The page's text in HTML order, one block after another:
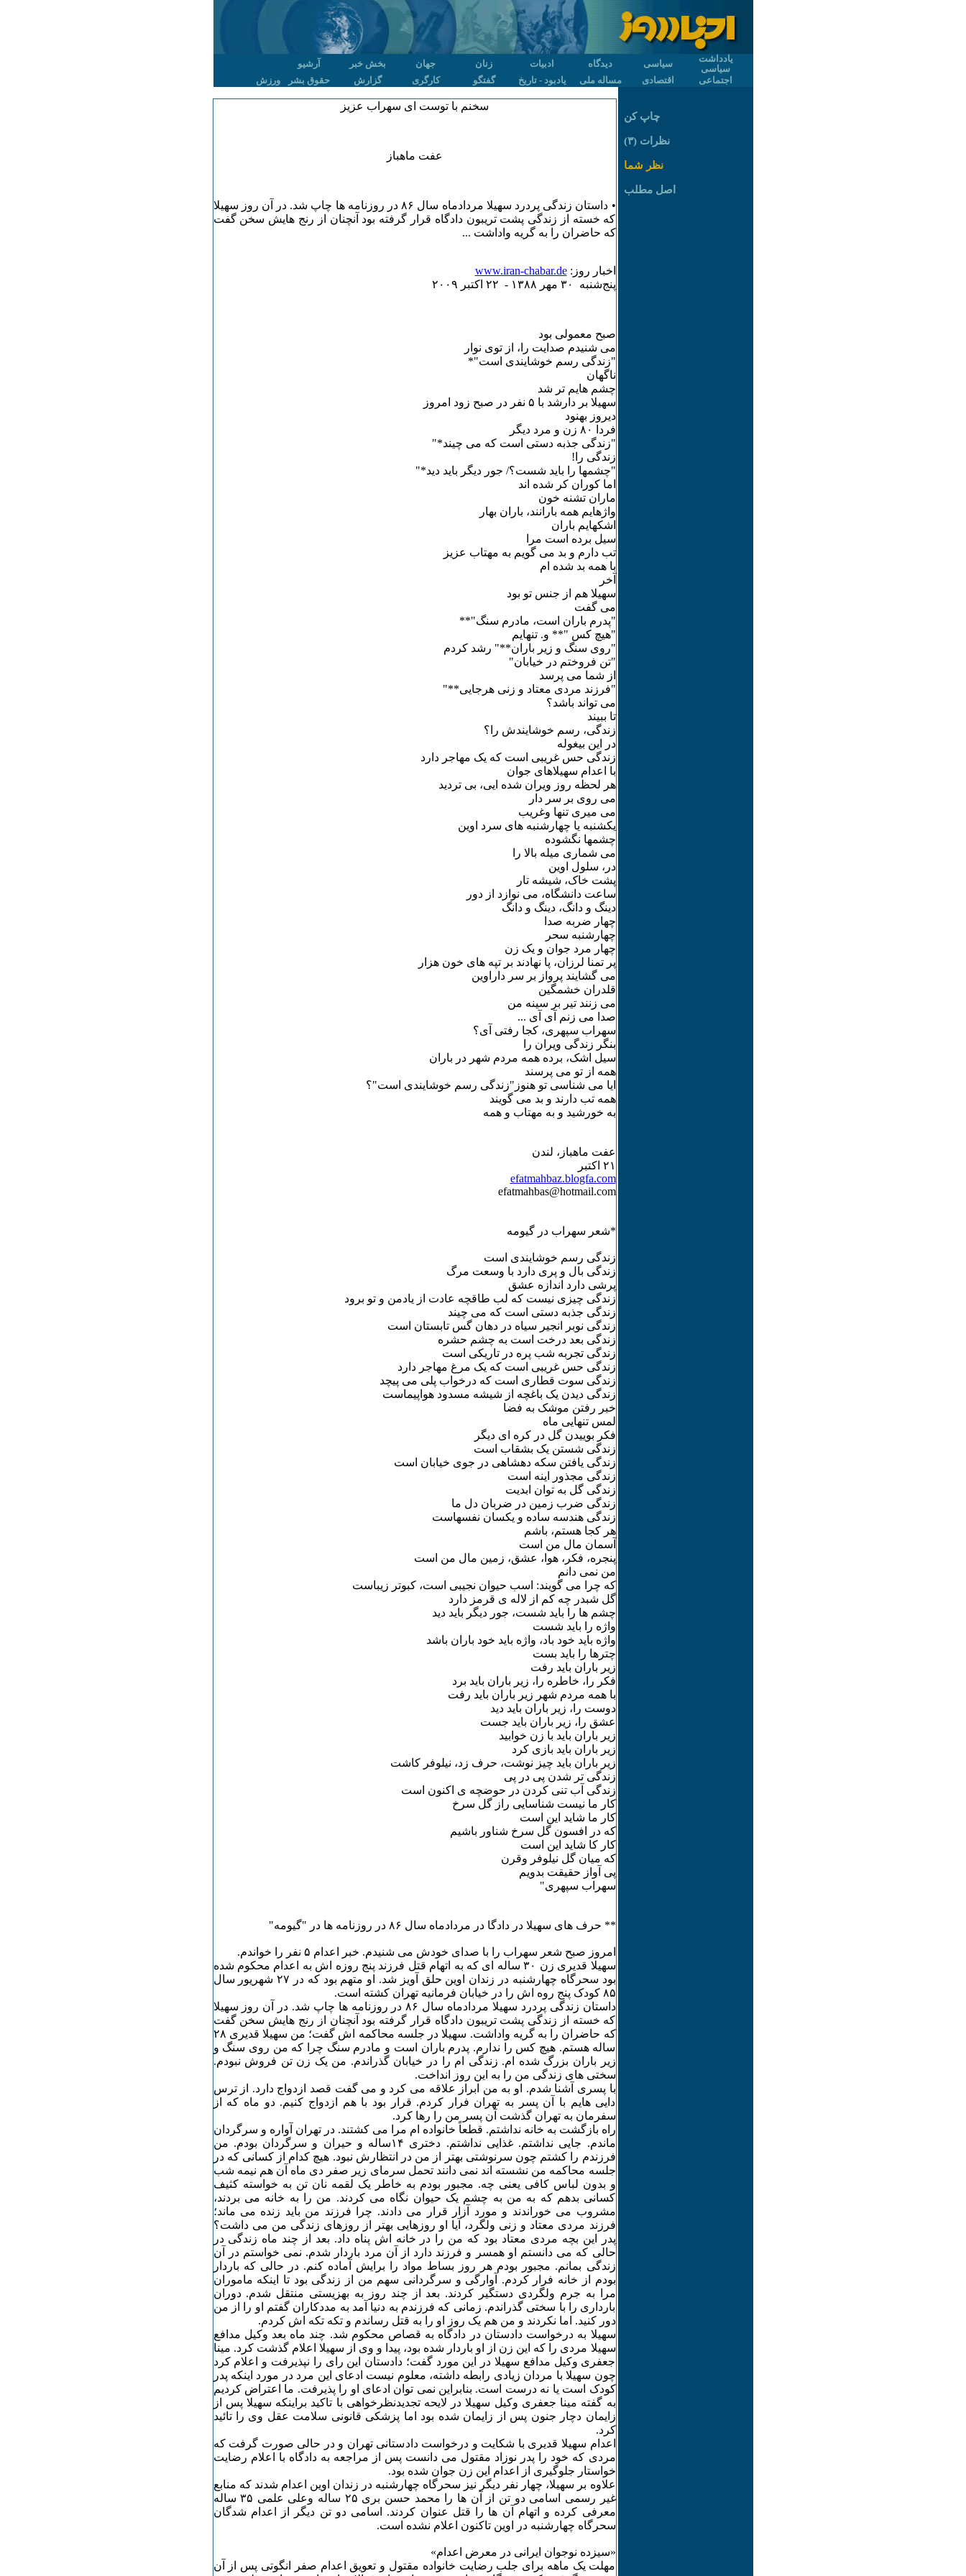
یادداشت
سیاسی
سیاسی دیدگاه ادبیات زنان جهان بخش خبر
آرشیو
اجتماعی
اقتصادی مساله ملی یادبود - تاریخ گفتگو کارگری گزارش حقوق بشر ورزش
سخنم با توست ای سهراب عزیز
عفت ماهباز
• داستان زندگی پردرد سهیلا مردادماه سال ۸۶ در روزنامه ها چاپ شد. در آن روز سهیلا
که خسته از زندگی پشت تریبون دادگاه قرار گرفته بود آنچنان از رنج هایش سخن گفت
که حاضران را به گریه واداشت ...
اخبار روز:www.iran-chabar.de
پنج‌شنبه ٣۰ مهر ۱٣٨٨ - ۲۲ اکتبر ۲۰۰۹
صبح معمولی بود
می شنیدم صدایت را، از توی نوار
"زندگی رسم خوشایندی است"*
ناگهان
چشم هایم تر شد
سهیلا بر دارشد با ۵ نفر در صبح زود امروز
دیروز بهنود
فردا ٨۰ زن و مرد دیگر
"زندگی جذبه دستی است که می چیند*"
زندگی را!
"چشمها را باید شست؟/ جور دیگر باید دید*"
اما کوران کر شده اند
ماران تشنه خون
واژهایم همه بارانند، باران بهار
اشکهایم باران
سیل برده است مرا
تب دارم و بد می گویم به مهتاب عزیز
با همه بد شده ام
آخر
سهیلا هم از جنس تو بود
می گفت
"پدرم باران است، مادرم سنگ"**
"هیچ کس "** و. تنهایم
"روی سنگ و زیر باران**" رشد کردم
"تن فروختم در خیابان"
از شما می پرسد
"فرزند مردی معتاد و زنی هرجایی**"
می تواند باشد؟
تا ببیند
زندگی، رسم خوشایندش را؟
در این بیغوله
زندگی حس غریبی است که یک مهاجر دارد
با اعدام سهیلاهای جوان
هر لحظه روز ویران شده ایی، بی تردید
می روی بر سر دار
می میری تنها وغریب
یکشنبه یا چهارشنبه های سرد اوین
چشمها نگشوده
می شماری میله بالا را
در، سلول اوین
پشت خاک، شیشه تار
ساعت دانشگاه، می نوازد از دور
دینگ و دانگ، دینگ و دانگ
چهار ضربه صدا
چهارشنبه سحر
چهار مرد جوان و یک زن
پر تمنا لرزان، پا نهادند بر تپه های خون هزار
می گشایند پرواز بر سر داراوین
قلدران خشمگین
می زنند تیر بر سینه من
صدا می زنم آی آی ...
سهراب سپهری، کجا رفتی آی؟
بنگر زندگی ویران را
سیل اشک، برده همه مردم شهر در باران
همه از تو می پرسند
ایا می شناسی تو هنوز"زندگی رسم خوشایندی است"؟
همه تب دارند و بد می گویند
به خورشید و به مهتاب و همه
عفت ماهباز، لندن
۲۱ اکتبر
efatmahbaz.blogfa.com
efatmahbas@hotmail.com
*شعر سهراب در گیومه
زندگی رسم خوشایندی است
زندگی بال و پری دارد با وسعت مرگ
پرشی دارد اندازه عشق
زندگی چیزی نیست که لب طاقچه عادت از یادمن و تو برود
زندگی جذبه دستی است که می چیند
زندگی نوبر انجیر سیاه در دهان گس تابستان است
زندگی بعد درخت است به چشم حشره
زندگی تجربه شب پره در تاریکی است
زندگی حس غریبی است که یک مرغ مهاجر دارد
زندگی سوت قطاری است که درخواب پلی می پیچد
زندگی دیدن یک باغچه از شیشه مسدود هواپیماست
خبر رفتن موشک به فضا
لمس تنهایی ماه
فکر بوییدن گل در کره ای دیگر
زندگی شستن یک بشقاب است
زندگی یافتن سکه دهشاهی در جوی خیابان است
زندگی مجذور اینه است
زندگی گل به توان ابدیت
زندگی ضرب زمین در ضربان دل ما
زندگی هندسه ساده و یکسان نفسهاست
هر کجا هستم، باشم
آسمان مال من است
پنجره، فکر، هوا، عشق، زمین مال من است
من نمی دانم
که چرا می گویند: اسب حیوان نجیبی است، کبوتر زیباست
گل شبدر چه کم از لاله ی قرمز دارد
چشم ها را باید شست، جور دیگر باید دید
واژه را باید شست
واژه باید خود باد، واژه باید خود باران باشد
چترها را باید بست
زیر باران باید رفت
فکر را، خاطره را، زیر باران باید برد
با همه مردم شهر زیر باران باید رفت
دوست را، زیر باران باید دید
عشق را، زیر باران باید جست
زیر باران باید با زن خوابید
زیر باران باید بازی کرد
زیر باران باید چیز نوشت، حرف زد، نیلوفر کاشت
زندگی تر شدن پی در پی
زندگی آب تنی کردن در حوضچه ی اکنون است
کار ما نیست شناسایی راز گل سرخ
کار ما شاید این است
که در افسون گل سرخ شناور باشیم
کار کا شاید این است
که میان گل نیلوفر وقرن
پی آواز حقیقت بدویم
سهراب سپهری"
** حرف های سهیلا در دادگا در مردادماه سال ٨۶ در روزنامه ها در "گیومه"
امروز صبح شعر سهراب را با صدای خودش می شنیدم. خبر اعدام ۵ نفر را خواندم.
سهیلا قدیری زن ۳۰ ساله ای که به اتهام قتل فرزند پنج روزه اش به اعدام محکوم شده
بود سحرگاه چهارشنبه در زندان اوین حلق آویز شد. او متهم بود که در ۲۷ شهریور سال
۸۵ کودک پنج روه اش را در خیابان فرمانیه تهران کشته است.
داستان زندگی پردرد سهیلا مردادماه سال ٨۶ در روزنامه ها چاپ شد. در آن روز سهیلا
که خسته از زندگی پشت تریبون دادگاه قرار گرفته بود آنچنان از رنج هایش سخن گفت
که حاضران را به گریه واداشت. سهیلا در جلسه محاکمه اش گفت؛ من سهیلا قدیری ۲٨
ساله هستم. هیچ کس را ندارم. پدرم باران است و مادرم سنگ چرا که من روی سنگ و
زیر باران بزرگ شده ام. زندگی ام را در خیابان گذراندم. من یک زن تن فروش نبودم.
سختی های زندگی من را به این روز انداخت.
با پسری آشنا شدم. او به من ابراز علاقه می کرد و می گفت قصد ازدواج دارد. از ترس
دایی هایم با آن پسر به تهران فرار کردم. قرار بود با هم ازدواج کنیم. دو ماه که از
سفرمان به تهران گذشت آن پسر من را رها کرد.
راه بازگشت به خانه نداشتم. قطعاً خانواده ام مرا می کشتند. در تهران آواره و سرگردان
ماندم. جایی نداشتم. غذایی نداشتم. دختری ۱۴ساله و حیران و سرگردان بودم. من
فرزندم را کشتم چون سرنوشتی بهتر از من در انتظارش نبود. هیچ کدام از کسانی که در
جلسه محاکمه من نشسته اند نمی دانند تحمل سرمای زیر صفر دی ماه آن هم نیمه شب
و بدون لباس کافی یعنی چه. مجبور بودم به خاطر یک لقمه نان تن به خواسته کثیف
کسانی بدهم که به من به چشم یک حیوان نگاه می کردند. من را به خانه می بردند،
مشروب می خوراندند و مورد آزار قرار می دادند. چرا فرزند من باید زنده می ماند؛
فرزند مردی معتاد و زنی ولگرد، آیا او روزهایی بهتر از روزهای زندگی من می داشت؟
پدر این بچه مردی معتاد بود که من را در خانه اش پناه داد. بعد از چند ماه زندگی در
حالی که می دانستم او همسر و فرزند دارد از آن مرد باردار شدم. نمی خواستم در آن
زندگی بمانم. مجبور بودم هر روز بساط مواد را برایش آماده کنم. در حالی که باردار
بودم از خانه فرار کردم. آوارگی و سرگردانی سهم من از زندگی بود تا اینکه ماموران
مرا به جرم ولگردی دستگیر کردند. بعد از چند روز به بهزیستی منتقل شدم. دوران
بارداری را با سختی گذراندم. زمانی که فرزندم به دنیا آمد به مددکاران گفتم او را از من
دور کنید. اما نکردند و من هم یک روز او را به قتل رساندم و تکه تکه اش کردم.
سهیلا به درخواست دادستان در دادگاه به قصاص محکوم شد. چند ماه بعد وکیل مدافع
سهیلا مردی را که این زن از او باردار شده بود، پیدا و وی از سهیلا اعلام گذشت کرد. مینا
جعفری وکیل مدافع سهیلا در این مورد گفت؛ دادستان این رای را نپذیرفت و اعلام کرد
چون سهیلا با مردان زیادی رابطه داشته، معلوم نیست ادعای این مرد در مورد اینکه پدر
کودک است یا نه درست است. بنابراین نمی توان ادعای او را پذیرفت. ما اعتراض کردیم
به گفته مینا جعفری وکیل سهیلا در لایحه تجدیدنظرخواهی با تاکید براینکه سهیلا پس از
زایمان دچار جنون پس از زایمان شده بود اما پزشکی قانونی سلامت عقل وی را تائید
کرد.
اعدام سهیلا قدیری با شکایت و درخواست دادستانی تهران و در حالی صورت گرفت که
مردی که خود را پدر نوزاد مقتول می دانست پس از مراجعه به دادگاه با اعلام رضایت
خواستار جلوگیری از اعدام این زن جوان شده بود.
علاوه بر سهیلا، چهار نفر دیگر نیز سحرگاه چهارشنبه در زندان اوین اعدام شدند که منابع
غیر رسمی اسامی دو تن از آن ها را محمد حسن بری ۲۵ ساله وعلی علمی ۳۵ ساله
معرفی کرده و اتهام آن ها را قتل عنوان کردند. اسامی دو تن دیگر از اعدام شدگان
سحرگاه چهارشنبه در اوین تاکنون اعلام نشده است.
«سیزده نوجوان ایرانی در معرض اعدام»
مهلت یک ماهه برای جلب رضایت خانواده مقتول و تعویق اعدام صفر انگوتی پس از آن
چاپ کن
نظرات (٣)
نظر شما
اصل مطلب